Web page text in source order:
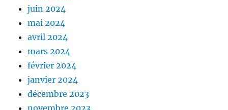
juin 2024
mai 2024
avril 2024
mars 2024
février 2024
janvier 2024
décembre 2023
novembre 2023